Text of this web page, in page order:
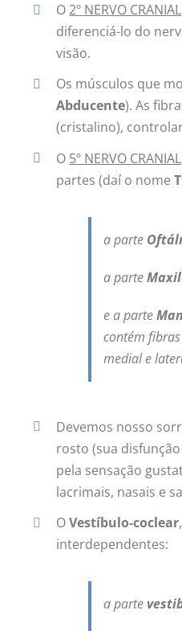
O2º NERVO CRANIAL
diferenciá-lo do
visão.
Os músculos que
Abducente). As
(cristalino),
O 5º NERVO CRANIAL
partes (daí o nome
a parte
a parte
e a parte
contém
medial e
Devemos nosso
rosto (sua
pela sensação
lacrimais, nasais e
OVestíbulo-coclear
interdependentes:
a parte